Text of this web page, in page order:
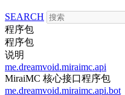
SEARCH
程序包
程序包
说明
me.dreamvoid.miraimc.api
MiraiMC 核心接口程序包
me.dreamvoid.miraimc.api.bot